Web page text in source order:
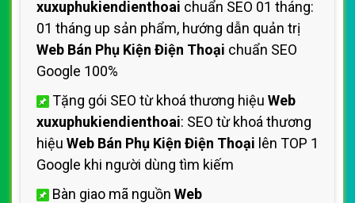
xuxuphukiendienthoai chuẩn SEO 01 tháng:
01 tháng up sản phẩm, hướng dẫn quản trị
Web Bán Phụ Kiện Điện Thoại chuẩn SEO
Google 100%
Tặng gói SEO từ khoá thương hiệu Web
xuxuphukiendienthoai: SEO từ khoá thương
hiệu Web Bán Phụ Kiện Điện Thoại lên TOP 1
Google khi người dùng tìm kiếm
Bàn giao mã nguồn Web